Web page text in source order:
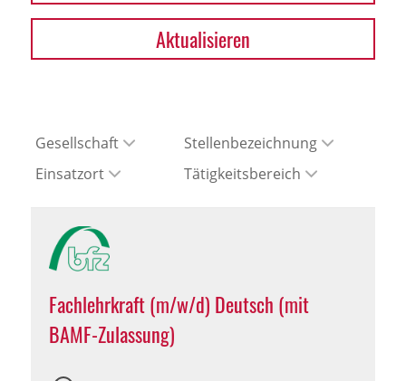
Aktualisieren
Gesellschaft
Stellenbezeichnung
Einsatzort
Tätigkeitsbereich
Fachlehrkraft (m/w/d) Deutsch (mit
BAMF-Zulassung)